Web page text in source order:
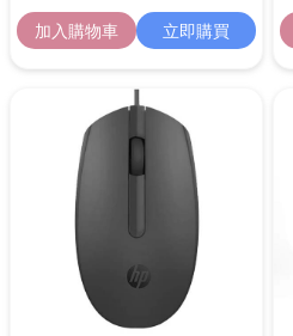
加入購物車 立即購買